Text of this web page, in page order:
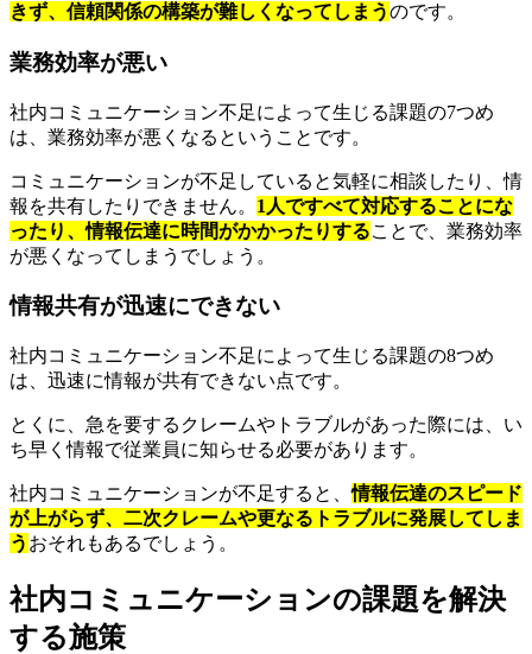
きず、信頼関係の構築が難しくなってしまうのです。
業務効率が悪い
社内コミュニケーション不足によって生じる課題の7つめ
は、業務効率が悪くなるということです。
コミュニケーションが不足していると気軽に相談したり、情
報を共有したりできません。 1人ですべて対応することにな
ったり、情報伝達に時間がかかったりすることで、業務効率
が悪くなってしまうでしょう。
情報共有が迅速にできない
社内コミュニケーション不足によって生じる課題の8つめ
は、迅速に情報が共有できない点です。
とくに、急を要するクレームやトラブルがあった際には、い
ち早く情報で従業員に知らせる必要があります。
社内コミュニケーションが不足すると、情報伝達のスピード
が上がらず、二次クレームや更なるトラブルに発展してしま
う おそれもあるでしょう。
社内コミュニケーションの課題を解決
する施策